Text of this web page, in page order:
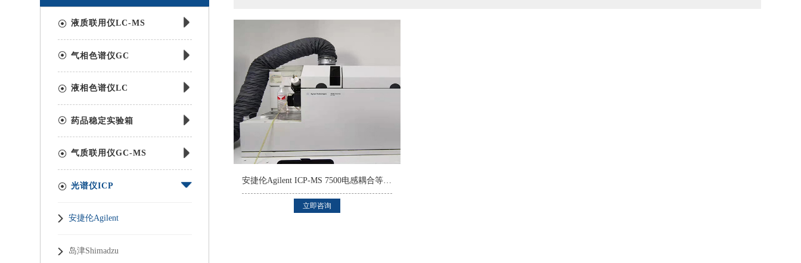
液质联用仪LC-MS
气相色谱仪GC
液相色谱仪LC
药品稳定实验箱
气质联用仪GC-MS
光谱仪ICP
安捷伦Agilent
岛津Shimadzu
安捷伦Agilent ICP-MS 7500电感耦合等离子体质谱仪
立即咨询